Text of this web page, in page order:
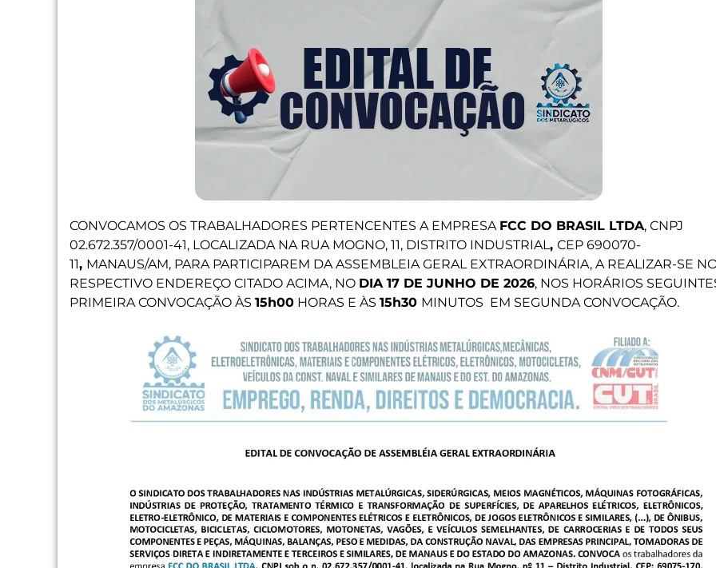
CONVOCAMOS OS TRABALHADORES PERTENCENTES A EMPRESA FCC DO BRASIL LTDA, CNPJ
02.672.357/0001-41, LOCALIZADA NA RUA MOGNO, 11, DISTRITO INDUSTRIAL, CEP 690070-
11, MANAUS/AM, PARA PARTICIPAREM DA ASSEMBLEIA GERAL EXTRAORDINÁRIA, A REALIZAR-SE
RESPECTIVO ENDEREÇO CITADO ACIMA, NO DIA 17 DE JUNHO DE 2026, NOS HORÁRIOS
PRIMEIRA CONVOCAÇÃO ÀS 15h00 HORAS E ÀS 15h30 MINUTOS EM SEGUNDA CONVOCAÇÃO.